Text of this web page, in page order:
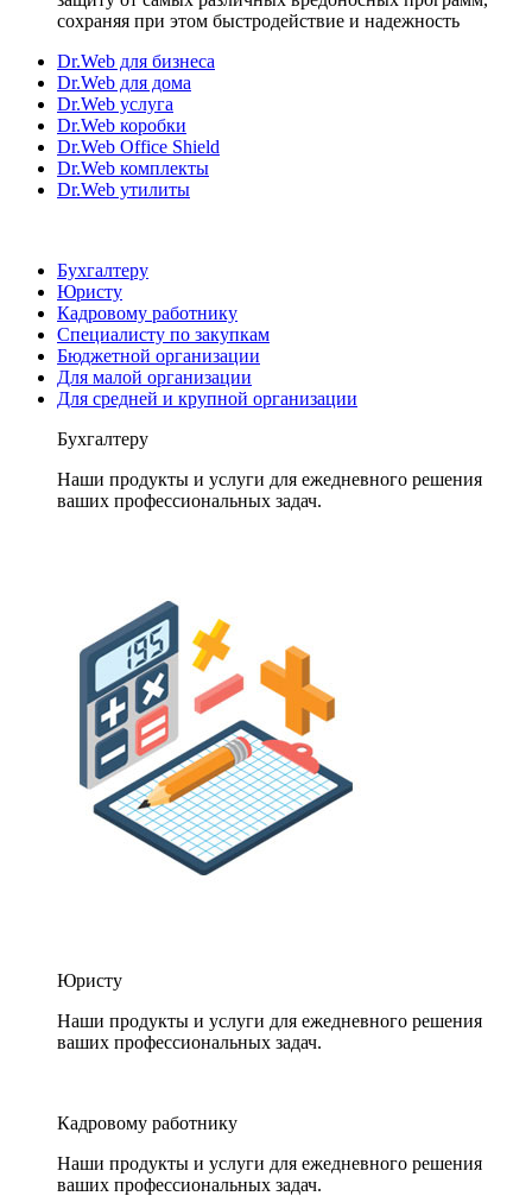
сохраняя при этом быстродействие и надежность
Dr.Web для бизнеса
Dr.Web для дома
Dr.Web услуга
Dr.Web коробки
Dr.Web Office Shield
Dr.Web комплекты
Dr.Web утилиты
Бухгалтеру
Юристу
Кадровому работнику
Специалисту по закупкам
Бюджетной организации
Для малой организации
Для средней и крупной организации
Бухгалтеру
Наши продукты и услуги для ежедневного решения
ваших профессиональных задач.
Юристу
Наши продукты и услуги для ежедневного решения
ваших профессиональных задач.
Кадровому работнику
Наши продукты и услуги для ежедневного решения
ваших профессиональных задач.